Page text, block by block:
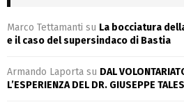
Marco Tettamanti su La bocciatura
e il caso del supersindaco di Bastia
Armando Laporta su DAL
L’ESPERIENZA DEL DR. GIUSEPPE